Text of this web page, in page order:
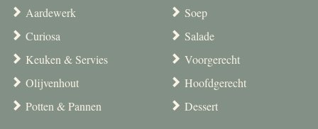
Aardewerk
Curiosa
Keuken & Servies
Olijvenhout
Potten & Pannen
Soep
Salade
Voorgerecht
Hoofdgerecht
Dessert